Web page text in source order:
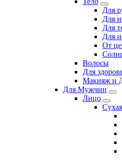
Для
Для
Для
Для
От
Волосы
Для
Макияж и
Для Мужчин
Лицо